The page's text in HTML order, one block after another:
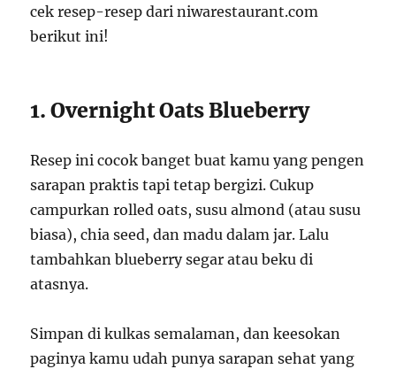
cek resep-resep dari niwarestaurant.com
berikut ini!
1. Overnight Oats Blueberry
Resep ini cocok banget buat kamu yang pengen
sarapan praktis tapi tetap bergizi. Cukup
campurkan rolled oats, susu almond (atau susu
biasa), chia seed, dan madu dalam jar. Lalu
tambahkan blueberry segar atau beku di
atasnya.
Simpan di kulkas semalaman, dan keesokan
paginya kamu udah punya sarapan sehat yang